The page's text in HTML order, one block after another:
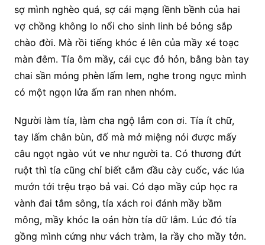
sợ mình nghèo quá, sợ cái mạng lềnh bềnh của hai
vợ chồng không lo nổi cho sinh linh bé bỏng sắp
chào đời. Mà rồi tiếng khóc é lên của mầy xé toạc
màn đêm. Tía ôm mầy, cái cục đỏ hỏn, bằng bàn tay
chai sần móng phèn lấm lem, nghe trong ngực mình
có một ngọn lửa ấm ran nhen nhóm.
Người làm tía, làm cha ngộ lắm con ơi. Tía ít chữ,
tay lấm chân bùn, đố mà mở miệng nói được mấy
câu ngọt ngào vút ve như người ta. Có thương đứt
ruột thì tía cũng chỉ biết cắm đầu cày cuốc, vác lúa
mướn tới trệu trạo bả vai. Có dạo mầy cúp học ra
vành đai tắm sông, tía xách roi đánh mầy bầm
mông, mầy khóc la oán hờn tía dữ lắm. Lúc đó tía
gồng mình cứng như vách tràm, la rầy cho mầy tởn.